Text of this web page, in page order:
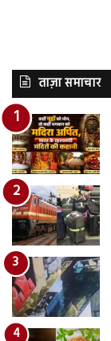
ताज़ा समाचार